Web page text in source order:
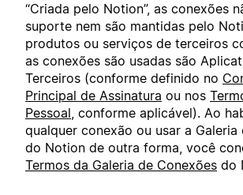
“Criada pelo Notion”, as conexões
suporte nem são mantidas pelo
produtos ou serviços de terceiros
as conexões são usadas são
Terceiros (conforme definido no
Principal de Assinatura ou nos
Pessoal, conforme aplicável). Ao
qualquer conexão ou usar a Galeria
do Notion de outra forma, você
Termos da Galeria de Conexões do